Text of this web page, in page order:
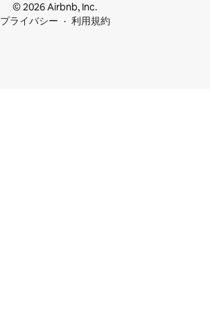
© 2026 Airbnb, Inc.
プライバシー
利用規約